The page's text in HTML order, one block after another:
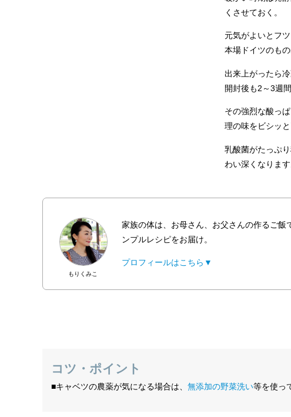
くさせておく。
元気がよいとフ
本場ドイツのも
出来上がったら冷
開封後も2～3週
その強烈な酸っ
理の味をビシッ
乳酸菌がたっぷ
わい深くなります
もりくみこ
家族の体は、お母さん、お父さんの作るご
ンプルレシピをお届け。
プロフィールはこちら▼
コツ・ポイント
■キャベツの農薬が気になる場合は、 無添加の野菜洗い等を使っ